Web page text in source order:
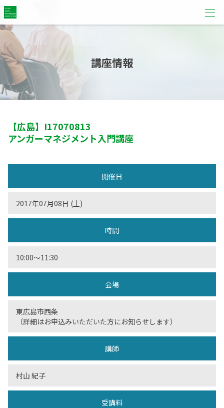
講座情報
【広島】 I17070813
アンガーマネジメント入門講座
開催日
2017年07月08日 (土)
時間
10:00〜11:30
会場
東広島市西条
（詳細はお申込みいただいた方にお知らせします）
講師
村山 紀子
受講料